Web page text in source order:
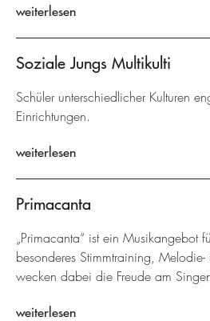
weiterlesen
Soziale Jungs Multikulti
Schüler unterschiedlicher Kulturen
Einrichtungen.
weiterlesen
Primacanta
„Primacanta“ ist ein Musikangebot
besonderes Stimmtraining, Melodie-
wecken dabei die Freude am
weiterlesen